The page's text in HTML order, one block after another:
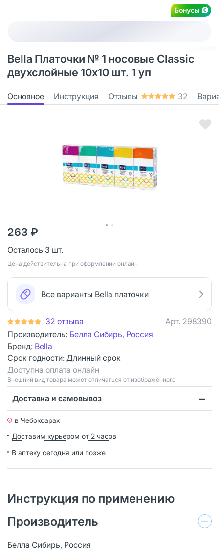
Бонусы
Bella Платочки № 1 носовые Classic
двухслойные 10х10 шт. 1 уп
Основное Инструкция Отзывы 32
263 ₽
Осталось 3 шт.
Цена действительна при оформлении онлайн
Все варианты Bella платочки
32 отзыва Арт. 298390
Производитель: Белла Сибирь, Россия
Бренд: Bella
Срок годности: Длинный срок
Доступна оплата онлайн
Bнешний вид товара может отличаться от изображённого
Доставка и самовывоз
в Чебоксарах
Доставим курьером от 2 часов
В аптеку сегодня или позже
Инструкция по применению
Производитель
Белла Сибирь, Россия